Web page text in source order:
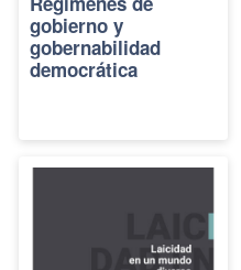
gobierno y
gobernabilidad
democrática